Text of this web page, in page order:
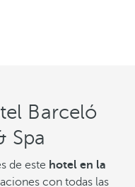
Barceló
Spa
de este hotel en la
con todas las